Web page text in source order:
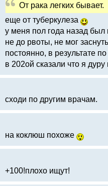
От рака легких бывает.
еще от туберкулеза
у меня пол года назад
не до рвоты, не мог
постоянно, в результате
в 202ой сказали что я
сходи по другим врачам.
на коклюш похоже
+100!плохо ищут!